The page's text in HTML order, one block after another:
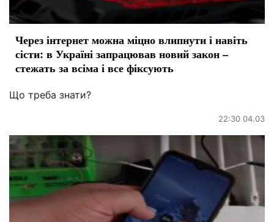
Через інтернет можна міцно влипнути і навіть
сісти: в Україні запрацював новий закон –
стежать за всіма і все фіксують
Що треба знати?
22:30 04.03